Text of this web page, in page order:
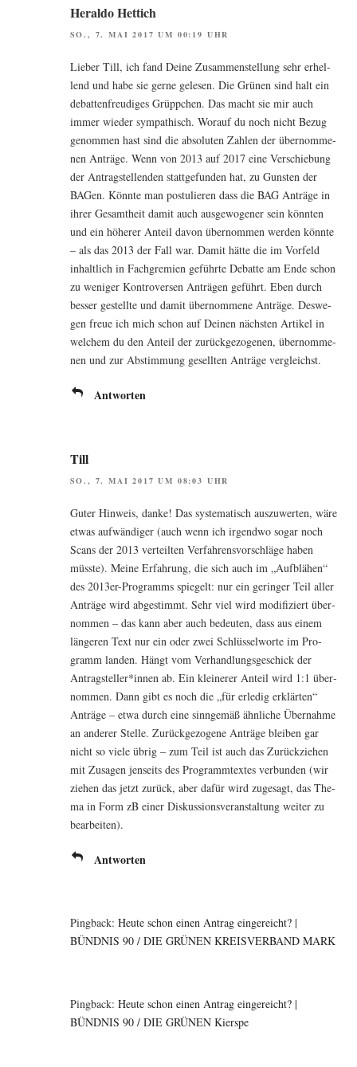
Heraldo Hettich
SO., 7. MAI 2017 UM 00:19 UHR
Lie­ber Till, ich fand Dei­ne Zusam­men­stel­lung sehr erhel­
lend und habe sie ger­ne gele­sen. Die Grü­nen sind halt ein
debat­ten­freu­di­ges Grüpp­chen. Das macht sie mir auch
immer wie­der sym­pa­thisch. Wor­auf du noch nicht Bezug
genom­men hast sind die abso­lu­ten Zah­len der über­nom­me­
nen Anträ­ge. Wenn von 2013 auf 2017 eine Ver­schie­bung
der Antrag­stel­len­den statt­ge­fun­den hat, zu Guns­ten der
BAGen. Könn­te man pos­tu­lie­ren dass die BAG Anträ­ge in
ihrer Gesamt­heit damit auch aus­ge­wo­ge­ner sein könn­ten
und ein höhe­rer Anteil davon über­nom­men wer­den könn­te
– als das 2013 der Fall war. Damit hät­te die im Vor­feld
inhalt­lich in Fach­gre­mi­en geführ­te Debat­te am Ende schon
zu weni­ger Kon­tro­ver­sen Anträ­gen geführt. Eben durch
bes­ser gestell­te und damit über­nom­me­ne Anträ­ge. Des­we­
gen freue ich mich schon auf Dei­nen nächs­ten Arti­kel in
wel­chem du den Anteil der zurück­ge­zo­ge­nen, über­nom­me­
nen und zur Abstim­mung gesell­ten Anträ­ge vergleichst.
Antworten
Till
SO., 7. MAI 2017 UM 08:03 UHR
Guter Hin­weis, dan­ke! Das sys­te­ma­tisch aus­zu­wer­ten, wäre
etwas auf­wän­di­ger (auch wenn ich irgend­wo sogar noch
Scans der 2013 ver­teil­ten Ver­fah­rens­vor­schlä­ge haben
müss­te). Mei­ne Erfah­rung, die sich auch im „Auf­blä­hen“
des 2013er-Pro­gramms spie­gelt: nur ein gerin­ger Teil aller
Anträ­ge wird abge­stimmt. Sehr viel wird modi­fi­ziert über­
nom­men – das kann aber auch bedeu­ten, dass aus einem
län­ge­ren Text nur ein oder zwei Schlüs­sel­wor­te im Pro­
gramm lan­den. Hängt vom Ver­hand­lungs­ge­schick der
Antragsteller*innen ab. Ein klei­ne­rer Anteil wird 1:1 über­
nom­men. Dann gibt es noch die „für erle­dig erklär­ten“
Anträ­ge – etwa durch eine sinn­ge­mäß ähn­li­che Über­nah­me
an ande­rer Stel­le. Zurück­ge­zo­ge­ne Anträ­ge blei­ben gar
nicht so vie­le übrig – zum Teil ist auch das Zurück­zie­hen
mit Zusa­gen jen­seits des Pro­gramm­tex­tes ver­bun­den (wir
zie­hen das jetzt zurück, aber dafür wird zuge­sagt, das The­
ma in Form zB einer Dis­kus­si­ons­ver­an­stal­tung wei­ter zu
bearbeiten).
Antworten
Pingback: Heute schon einen Antrag eingereicht? |
BÜNDNIS 90 / DIE GRÜNEN KREISVERBAND MARK
Pingback: Heute schon einen Antrag eingereicht? |
BÜNDNIS 90 / DIE GRÜNEN Kierspe